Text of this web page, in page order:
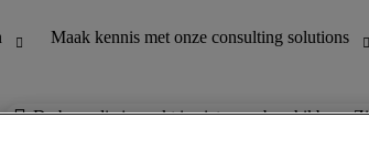
De baan die je zoekt is niet meer beschikbaar.